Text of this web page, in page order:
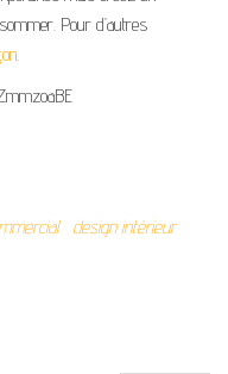
Pour d’autres
.
design intérieur